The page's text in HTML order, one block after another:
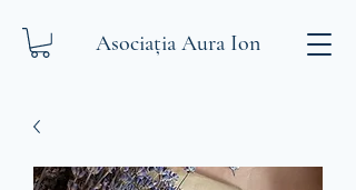
Asociația Aura Ion